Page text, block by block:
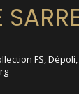
FS,Dépoli,